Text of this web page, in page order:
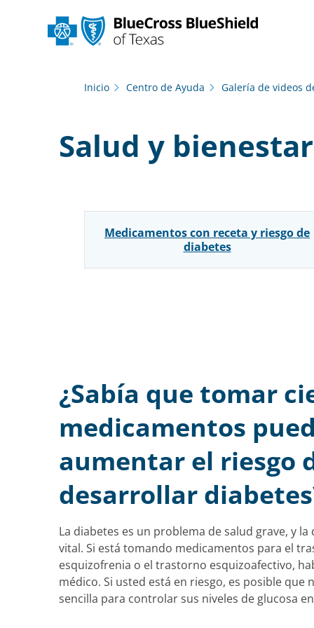
Inicio Centro de Ayuda Galería de videos
Salud y bienestar
Medicamentos con receta y riesgo de
diabetes
¿Sabía que tomar
medicamentos
aumentar el riesgo
desarrollar
La diabetes es un problema de salud grave, y
vital. Si está tomando medicamentos para el
esquizofrenia o el trastorno esquizoafectivo,
médico. Si usted está en riesgo, es posible que
sencilla para controlar sus niveles de glucosa